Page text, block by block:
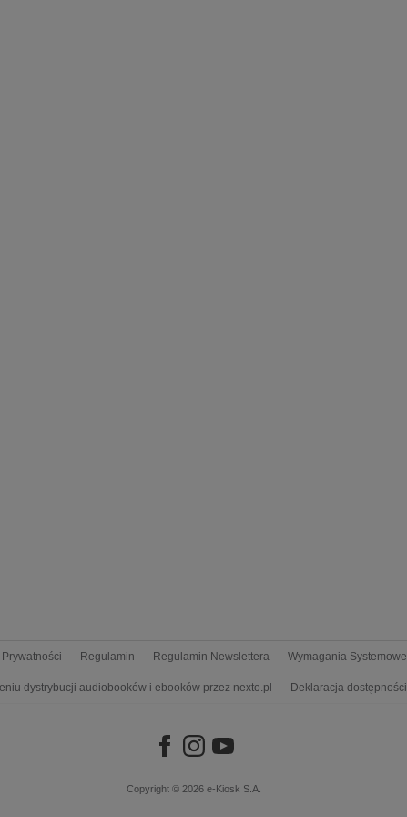
Prywatności Regulamin Regulamin Newslettera Wymagania Systemowe
dystrybucji audiobooków i ebooków przez nexto.pl Deklaracja dostępności
Copyright © 2026 e-Kiosk S.A.